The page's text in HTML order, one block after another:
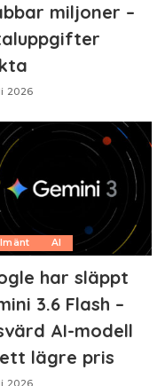
miljoner –
2026
AI
har släppt
3.6 Flash –
AI-modell
lägre pris